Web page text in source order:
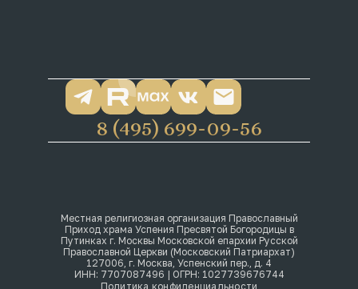
Местная религиозная организация Православный
Приход храма Успения Пресвятой Богородицы в
Путинках г. Москвы Московской епархии Русской
Православной Церкви (Московский Патриархат)
127006, г. Москва, Успенский пер., д. 4
ИНН: 7707087496 | ОГРН: 1027739676744
Политика конфиденциальности
8 (495) 699-09-56